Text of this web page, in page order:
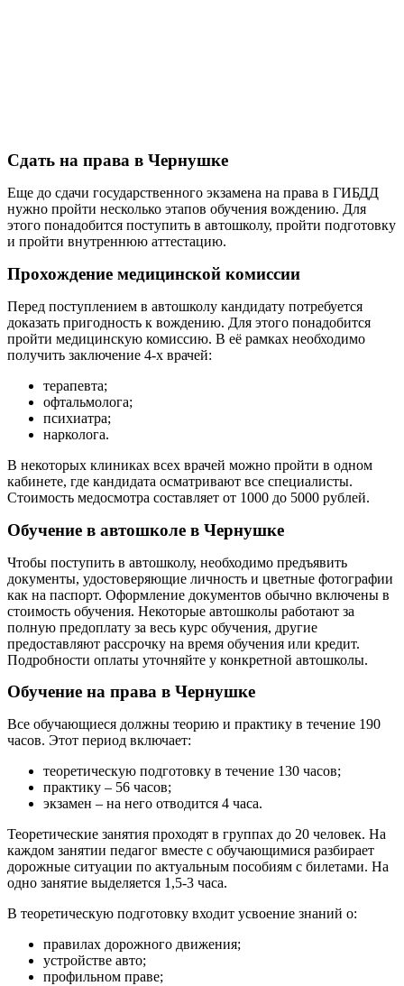
Сдать на права в Чернушке
Еще до сдачи государственного экзамена на права в ГИБДД
нужно пройти несколько этапов обучения вождению. Для
этого понадобится поступить в автошколу, пройти подготовку
и пройти внутреннюю аттестацию.
Прохождение медицинской комиссии
Перед поступлением в автошколу кандидату потребуется
доказать пригодность к вождению. Для этого понадобится
пройти медицинскую комиссию. В её рамках необходимо
получить заключение 4-х врачей:
терапевта;
офтальмолога;
психиатра;
нарколога.
В некоторых клиниках всех врачей можно пройти в одном
кабинете, где кандидата осматривают все специалисты.
Стоимость медосмотра составляет от 1000 до 5000 рублей.
Обучение в автошколе в Чернушке
Чтобы поступить в автошколу, необходимо предъявить
документы, удостоверяющие личность и цветные фотографии
как на паспорт. Оформление документов обычно включены в
стоимость обучения. Некоторые автошколы работают за
полную предоплату за весь курс обучения, другие
предоставляют рассрочку на время обучения или кредит.
Подробности оплаты уточняйте у конкретной автошколы.
Обучение на права в Чернушке
Все обучающиеся должны теорию и практику в течение 190
часов. Этот период включает:
теоретическую подготовку в течение 130 часов;
практику – 56 часов;
экзамен – на него отводится 4 часа.
Теоретические занятия проходят в группах до 20 человек. На
каждом занятии педагог вместе с обучающимися разбирает
дорожные ситуации по актуальным пособиям с билетами. На
одно занятие выделяется 1,5-3 часа.
В теоретическую подготовку входит усвоение знаний о:
правилах дорожного движения;
устройстве авто;
профильном праве;